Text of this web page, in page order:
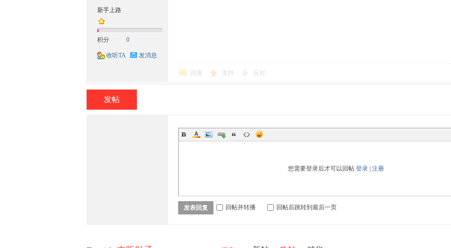
新手上路
积分 0
收听TA 发消息
回复 支持 反对
发帖
您需要登录后才可以回帖 登录 注册
发表回复 回帖并转播 回帖后跳转到最后一页